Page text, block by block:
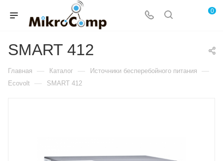
0
SMART 412
Главная — Каталог — Источники бесперебойного питания —
Ecovolt — SMART 412